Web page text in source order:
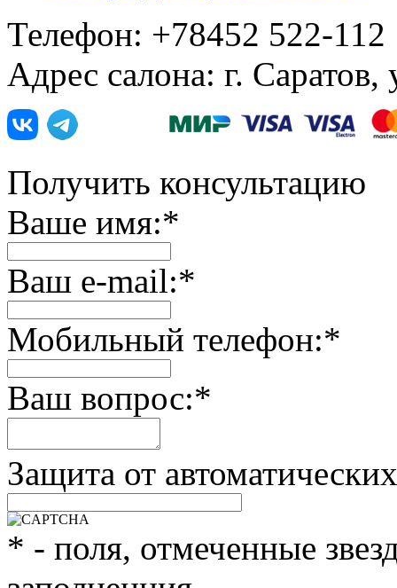
Телефон: +78452 522-112
Адрес салона: г. Саратов,
Получить консультацию
Ваше имя:*
Ваш e-mail:*
Мобильный телефон:*
Ваш вопрос:*
Защита от
* - поля, отмеченные